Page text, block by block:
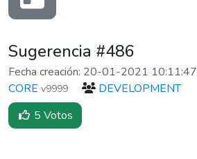
Sugerencia #486
Fecha creación: 20-01-2021 10:11:47
CORE v9999 DEVELOPMENT
5 Votos